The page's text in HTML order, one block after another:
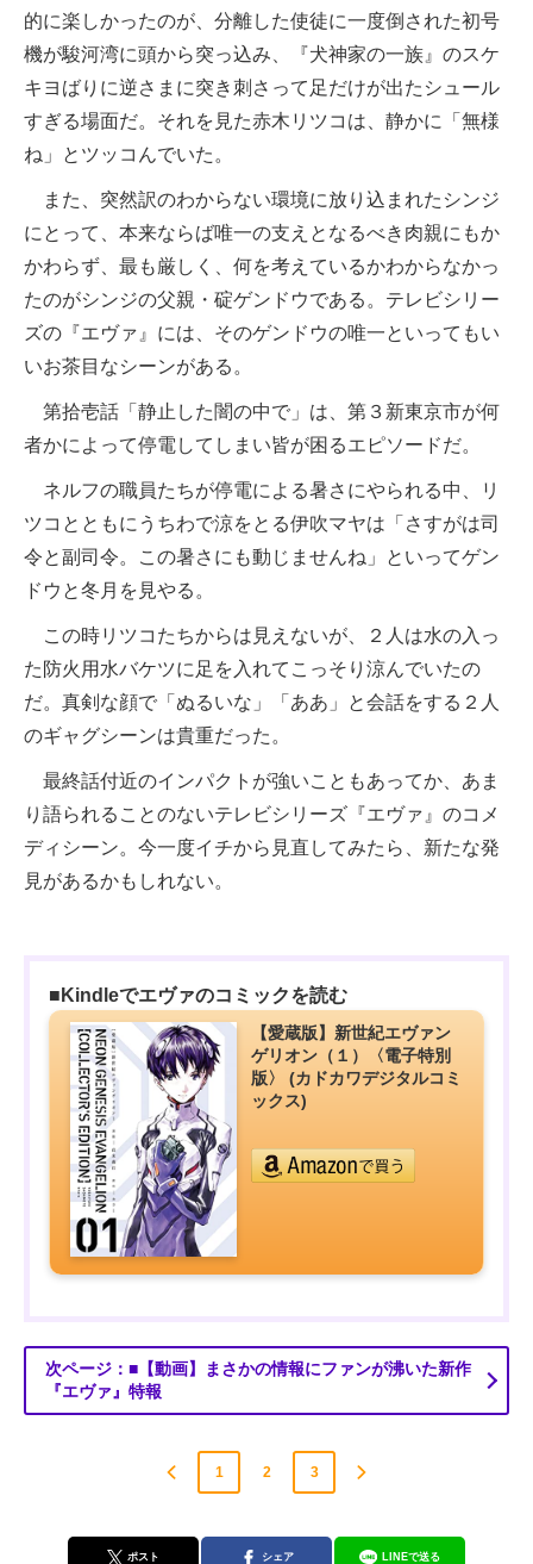
的に楽しかったのが、分離した使徒に一度倒された初号
機が駿河湾に頭から突っ込み、『犬神家の一族』のスケ
キヨばりに逆さまに突き刺さって足だけが出たシュール
すぎる場面だ。それを見た赤木リツコは、静かに「無様
ね」とツッコんでいた。
また、突然訳のわからない環境に放り込まれたシンジ
にとって、本来ならば唯一の支えとなるべき肉親にもか
かわらず、最も厳しく、何を考えているかわからなかっ
たのがシンジの父親・碇ゲンドウである。テレビシリー
ズの『エヴァ』には、そのゲンドウの唯一といってもい
いお茶目なシーンがある。
第拾壱話「静止した闇の中で」は、第３新東京市が何
者かによって停電してしまい皆が困るエピソードだ。
ネルフの職員たちが停電による暑さにやられる中、リ
ツコとともにうちわで涼をとる伊吹マヤは「さすがは司
令と副司令。この暑さにも動じませんね」といってゲン
ドウと冬月を見やる。
この時リツコたちからは見えないが、２人は水の入っ
た防火用水バケツに足を入れてこっそり涼んでいたの
だ。真剣な顔で「ぬるいな」「ああ」と会話をする２人
のギャグシーンは貴重だった。
最終話付近のインパクトが強いこともあってか、あま
り語られることのないテレビシリーズ『エヴァ』のコメ
ディシーン。今一度イチから見直してみたら、新たな発
見があるかもしれない。
■Kindleでエヴァのコミックを読む
【愛蔵版】新世紀エヴァン
ゲリオン（１）〈電子特別
版〉 (カドカワデジタルコミ
ックス)
次ページ：■【動画】まさかの情報にファンが沸いた新作
『エヴァ』特報
1 2 3
ポスト シェア LINEで送る